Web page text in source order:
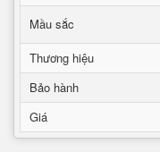
Mầu sắc
Thương hiệu
Bảo hành
Giá